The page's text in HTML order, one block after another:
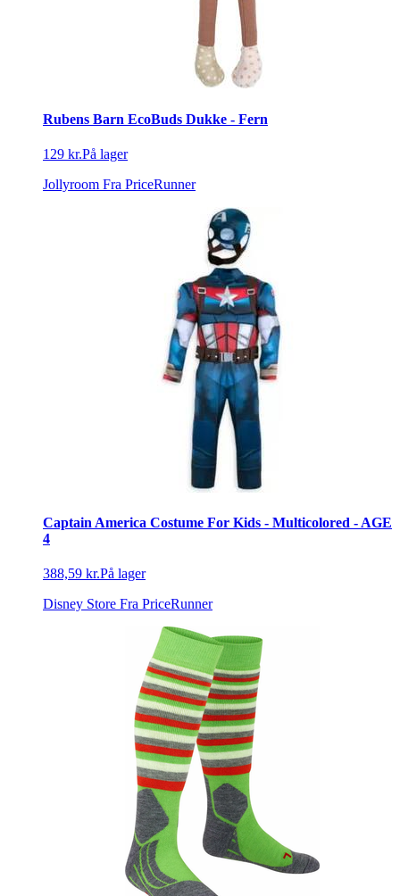
Rubens Barn EcoBuds Dukke - Fern
129 kr.På lager
Jollyroom Fra PriceRunner
Captain America Costume For Kids - Multicolored - AGE
4
388,59 kr.På lager
Disney Store Fra PriceRunner